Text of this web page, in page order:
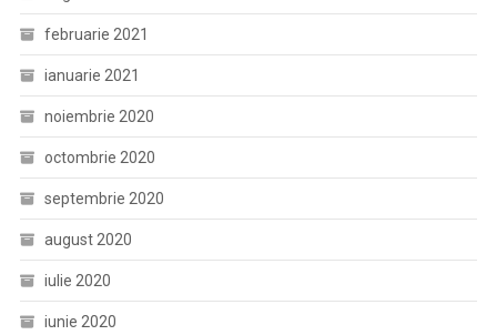
februarie 2021
ianuarie 2021
noiembrie 2020
octombrie 2020
septembrie 2020
august 2020
iulie 2020
iunie 2020